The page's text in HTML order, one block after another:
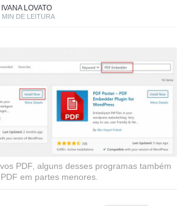
LOVATO
MIN DE LEITURA
PDF, alguns desses programas também
em partes menores.